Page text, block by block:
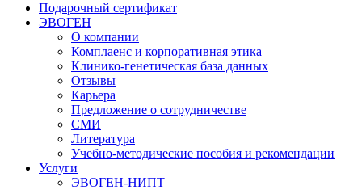
Подарочный сертификат
ЭВОГЕН
О компании
Комплаенс и корпоративная этика
Клинико-генетическая база данных
Отзывы
Карьера
Предложение о сотрудничестве
СМИ
Литература
Учебно-методические пособия и рекомендации
Услуги
ЭВОГЕН-НИПТ